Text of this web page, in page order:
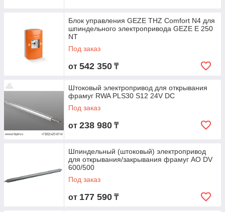
Блок управления GEZE THZ Comfort N4 для
шпиндельного электропривода GEZE E 250
NT
Под заказ
от 542 350 ₸
Штоковый электропривод для открывания
фрамуг RWA PLS30 S12 24V DC
Под заказ
от 238 980 ₸
Шпиндельный (штоковый) электропривод
для открывания/закрывания фрамуг AO DV
600/500
Под заказ
от 177 590 ₸